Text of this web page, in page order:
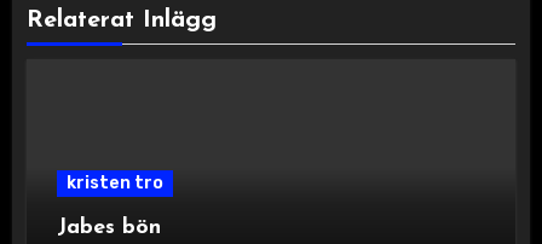
Relaterat Inlägg
kristen tro
Jabes bön